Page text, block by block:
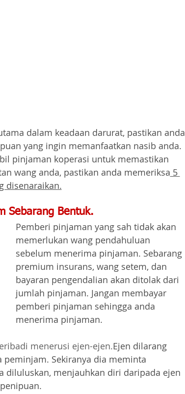
dalam keadaan darurat, pastikan anda
yang ingin memanfaatkan nasib anda.
pinjaman koperasi untuk memastikan
wang anda, pastikan anda memeriksa 5
disenaraikan.
Sebarang Bentuk.
Pemberi pinjaman yang sah tidak akan
memerlukan wang pendahuluan
sebelum menerima pinjaman. Sebarang
premium insurans, wang setem, dan
bayaran pengendalian akan ditolak dari
jumlah pinjaman. Jangan membayar
pemberi pinjaman sehingga anda
menerima pinjaman.
menerusi ejen-ejen.Ejen dilarang
Sekiranya dia meminta
diluluskan, menjauhkan diri daripada ejen